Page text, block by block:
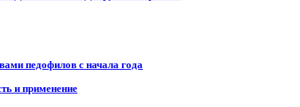
педофилов с начала года
и применение